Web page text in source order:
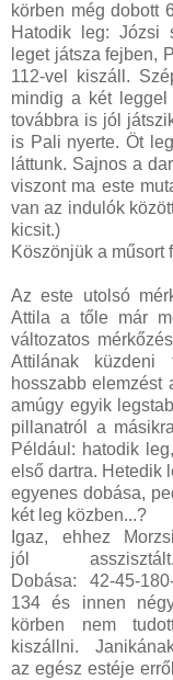
körben még dobott
Hatodik leg: Józsi
leget játsza fejben,
112-vel kiszáll.
mindig a két
továbbra is jól
is Pali nyerte. Öt
láttunk. Sajnos a
viszont ma este
van az indulók
kicsit.)
Köszönjük a műsort
Az este utolsó
Attila a tőle már
változatos
Attilának küzdeni
hosszabb elemzést
amúgy egyik
pillanatról a
Például: hatodik
első dartra. Hetedik
egyenes dobása,
két leg közben...?
Igaz, ehhez Morzsi
jól asszisztált.
Dobása: 42-45-
134 és innen
körben nem
kiszállni.
az egész estéje erről